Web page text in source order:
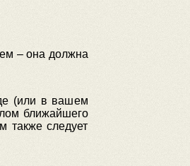
– она должна
(или в вашем
ближайшего
также следует